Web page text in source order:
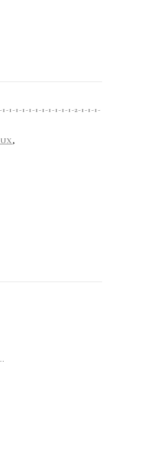
1-1-1-1-1-1-1-1-1-1-2-1-1-1-
,